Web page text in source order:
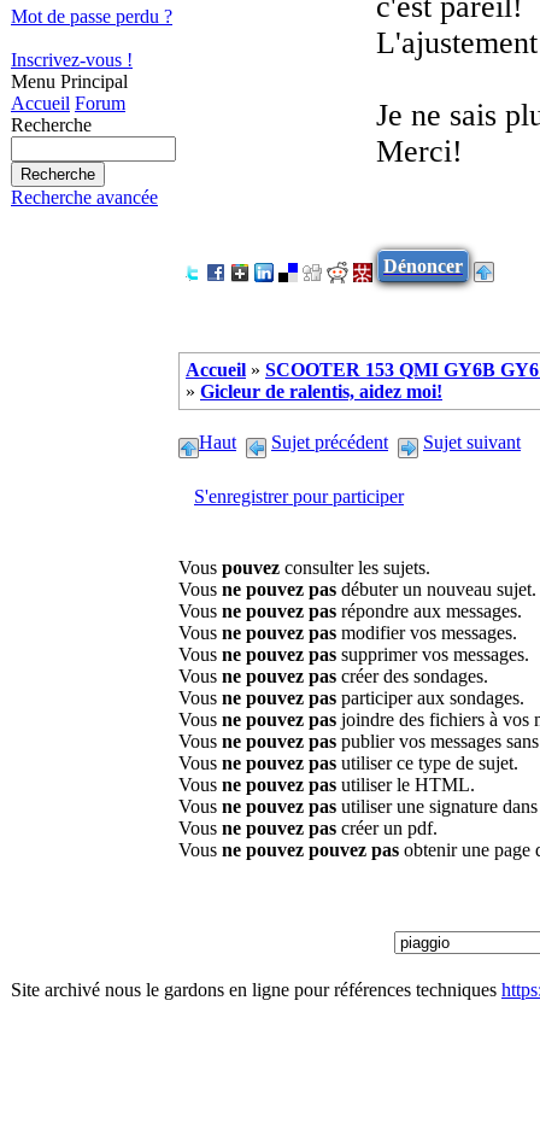
Mot de passe perdu ?
Inscrivez-vous !
Menu Principal
Accueil Forum
Recherche
Recherche avancée
Je ne sais
Merci!
Dénoncer
Accueil » SCOOTER 153 QMI GY6B
» Gicleur de ralentis, aidez moi!
Haut Sujet précédent Sujet suivant
S'enregistrer pour participer
Vous pouvez consulter les sujets.
Vous ne pouvez pas débuter un nouveau sujet.
Vous ne pouvez pas répondre aux messages.
Vous ne pouvez pas modifier vos messages.
Vous ne pouvez pas supprimer vos messages.
Vous ne pouvez pas créer des sondages.
Vous ne pouvez pas participer aux sondages.
Vous ne pouvez pas joindre des fichiers à vos
Vous ne pouvez pas publier vos messages
Vous ne pouvez pas utiliser ce type de sujet.
Vous ne pouvez pas utiliser le HTML.
Vous ne pouvez pas utiliser une signature
Vous ne pouvez pas créer un pdf.
Vous ne pouvez pouvez pas obtenir une page
Site archivé nous le gardons en ligne pour références techniques